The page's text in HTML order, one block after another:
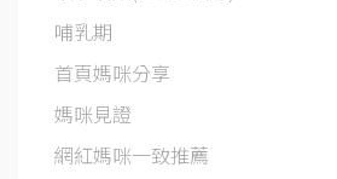
哺乳期
首頁媽咪分享
媽咪見證
網紅媽咪一致推薦